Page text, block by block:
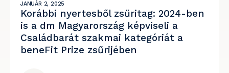
JANUÁR 2, 2025
Korábbi nyertesből zsűritag: 2024-ben
is a dm Magyarország képviseli a
Családbarát szakmai kategóriát a
beneFit Prize zsűrijében